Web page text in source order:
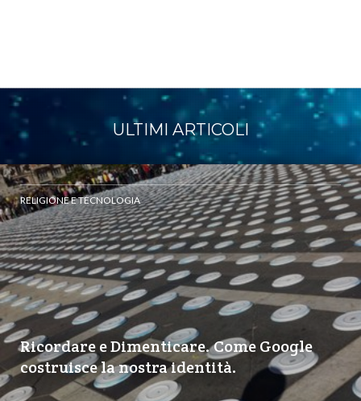
ULTIMI ARTICOLI
RELIGIONE E TECNOLOGIA
Ricordare e Dimenticare. Come Google
costruisce la nostra identità.